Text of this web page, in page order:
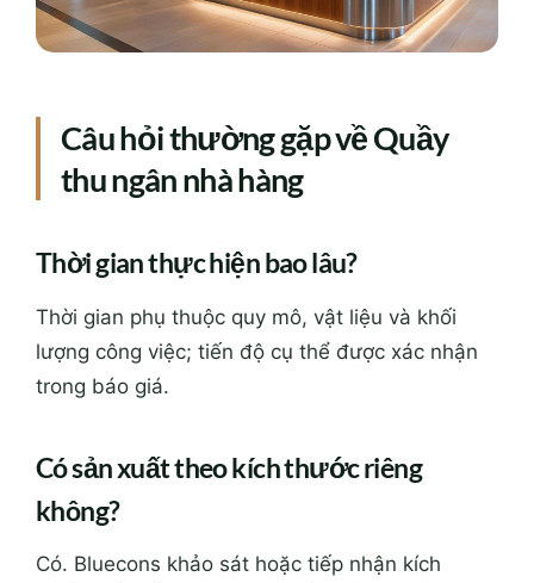
Câu hỏi thường gặp về Quầy
thu ngân nhà hàng
Thời gian thực hiện bao lâu?
Thời gian phụ thuộc quy mô, vật liệu và khối
lượng công việc; tiến độ cụ thể được xác nhận
trong báo giá.
Có sản xuất theo kích thước riêng
không?
Có. Bluecons khảo sát hoặc tiếp nhận kích